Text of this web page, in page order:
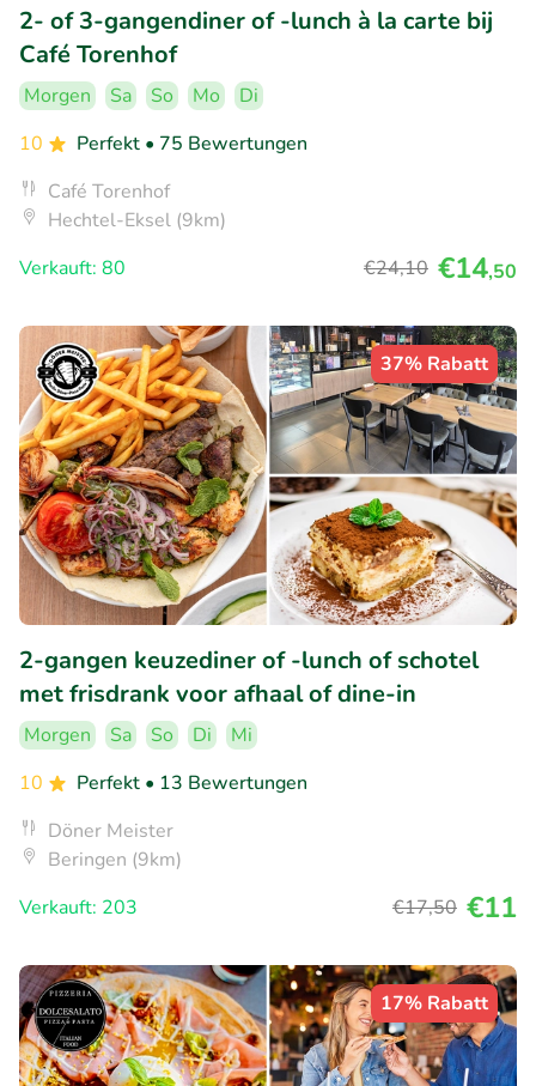
2- of 3-gangendiner of -lunch à la carte bij
Café Torenhof
Morgen Sa So Mo
Di
10
Perfekt • 75 Bewertungen
Café Torenhof
Hechtel-Eksel (9km)
Verkauft: 80
€24,10 €14,50
37% Rabatt
2-gangen keuzediner of -lunch of schotel
met frisdrank voor afhaal of dine-in
Morgen Sa So Di
Mi
10
Perfekt • 13 Bewertungen
Döner Meister
Beringen (9km)
Verkauft: 203
€17,50 €11
17% Rabatt